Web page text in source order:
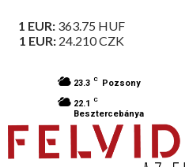
1 EUR: 363.75 HUF
1 EUR: 24.210CZK
23.3 C Pozsony
22.1 C
Besztercebánya